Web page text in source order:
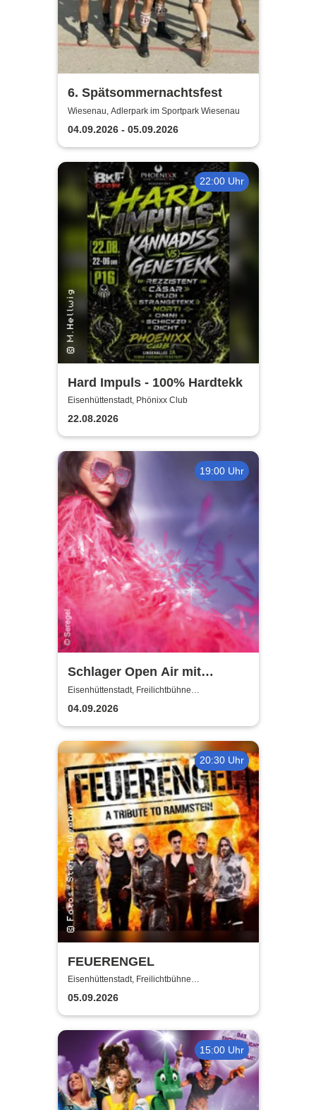
6. Spätsommernachtsfest
Wiesenau, Adlerpark im Sportpark Wiesenau
04.09.2026 - 05.09.2026
22:00 Uhr
Hard Impuls - 100% Hardtekk
Eisenhüttenstadt, Phönixx Club
22.08.2026
19:00 Uhr
Schlager Open Air mit
Marianne Rosenberg: Marie
Reim, Oli P & Tina Söllner
Eisenhüttenstadt, Freilichtbühne
Eisenhüttenstadt
04.09.2026
20:30 Uhr
FEUERENGEL
Eisenhüttenstadt, Freilichtbühne
Eisenhüttenstadt
05.09.2026
15:00 Uhr